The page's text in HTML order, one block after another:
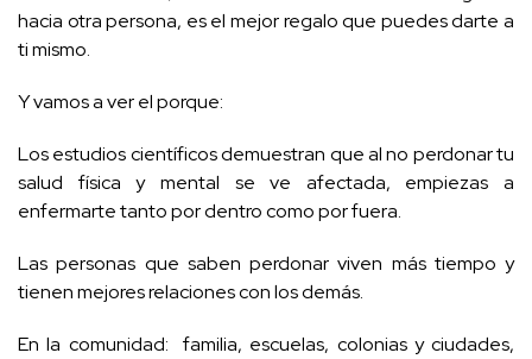
hacia otra persona, es el mejor regalo que puedes darte a
ti mismo.
Y vamos a ver el porque:
Los estudios científicos demuestran que al no perdonar tu
salud física y mental se ve afectada, empiezas a
enfermarte tanto por dentro como por fuera.
Las personas que saben perdonar viven más tiempo y
tienen mejores relaciones con los demás.
En la comunidad: familia, escuelas, colonias y ciudades,